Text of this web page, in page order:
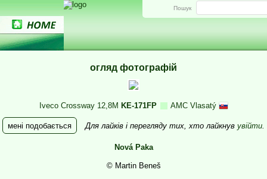
огляд фотографій
Iveco Crossway 12,8M KE-171FP AMC Vlasatý
мені подобається Для лайків і перегляду тих, хто лайкнув увійти
Nová Paka
© Martin Beneš
Пошук